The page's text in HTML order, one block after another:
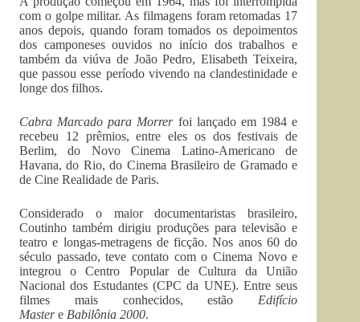
com o golpe militar. As filmagens foram retomadas 17
anos depois, quando foram tomados os depoimentos
dos camponeses ouvidos no início dos trabalhos e
também da viúva de João Pedro, Elisabeth Teixeira,
que passou esse período vivendo na clandestinidade e
longe dos filhos.
Cabra Marcado para Morrer foi lançado em 1984 e
recebeu 12 prêmios, entre eles os dos festivais de
Berlim, do Novo Cinema Latino-Americano de
Havana, do Rio, do Cinema Brasileiro de Gramado e
de Cine Realidade de Paris.
Considerado o maior documentaristas brasileiro,
Coutinho também dirigiu produções para televisão e
teatro e longas-metragens de ficção. Nos anos 60 do
século passado, teve contato com o Cinema Novo e
integrou o Centro Popular de Cultura da União
Nacional dos Estudantes (CPC da UNE). Entre seus
filmes mais conhecidos, estão Edifício
Mastere Babilônia 2000.